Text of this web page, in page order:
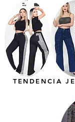
TENDENCIA